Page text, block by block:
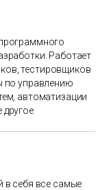
Работает
тестировщиков
по управлению
автоматизации
в себя все самые